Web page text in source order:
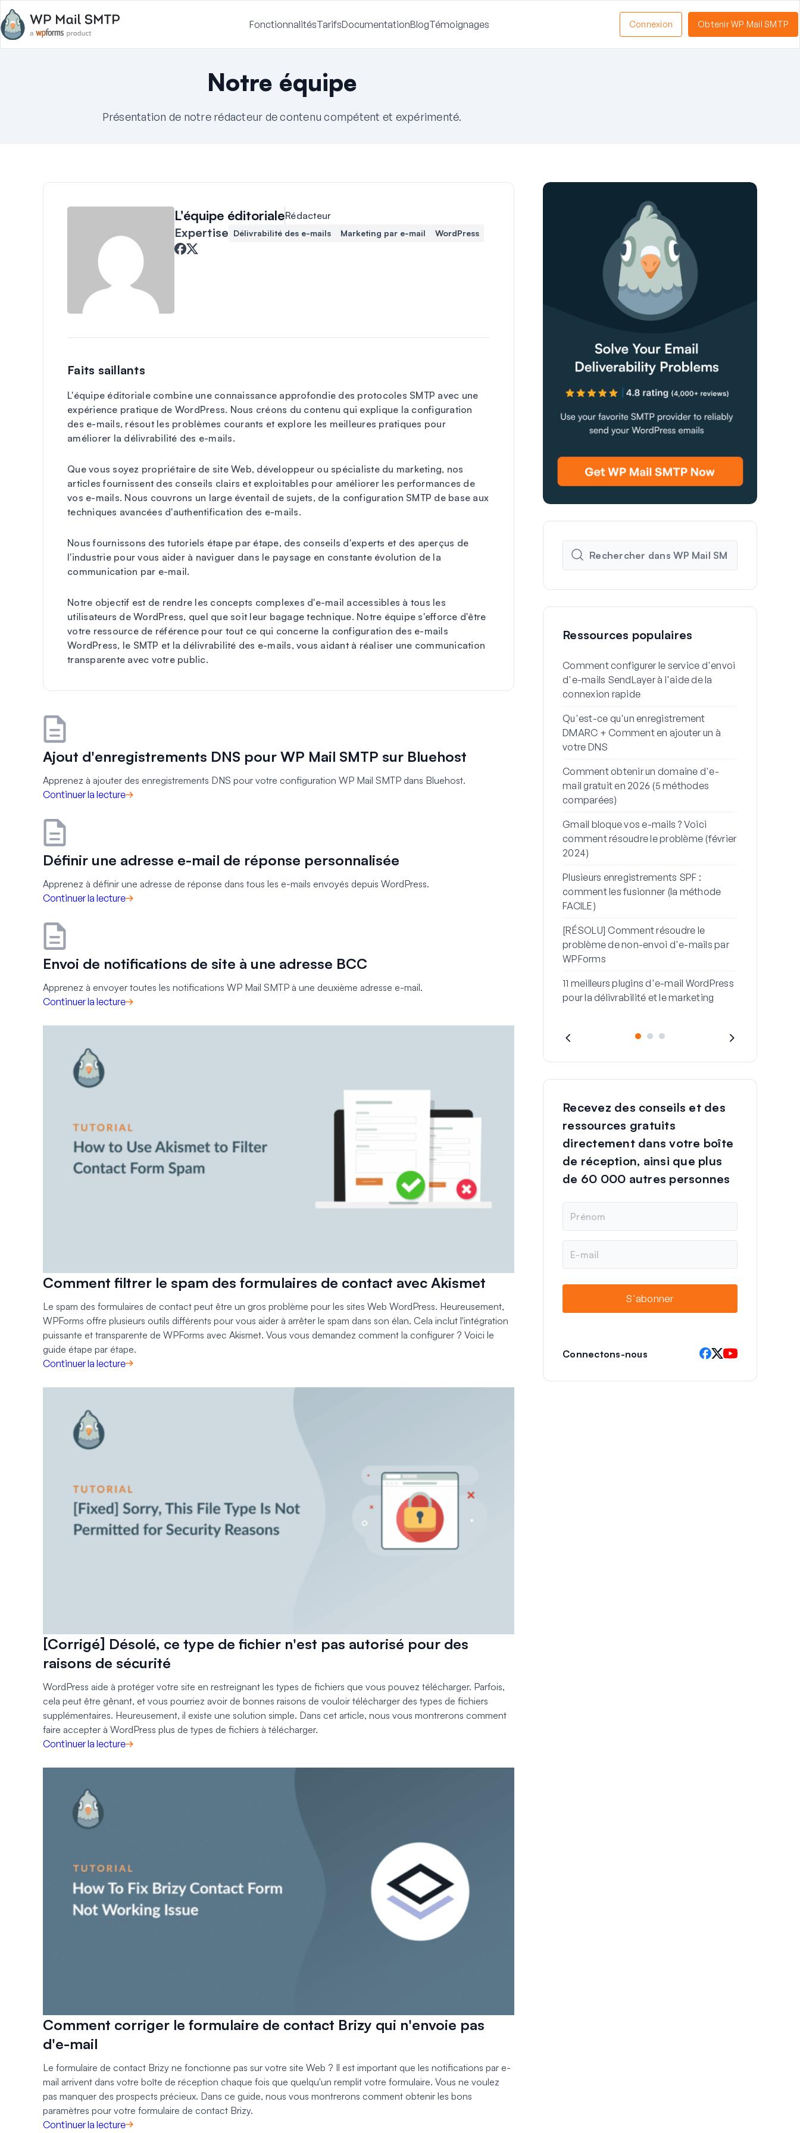
FonctionnalitésTarifsDocumentationBlogTémoignages Connexion Obtenir WP Mail SMTP
Notre équipe
Présentation de notre rédacteur de contenu compétent et expérimenté.
L'équipe éditorialeRédacteur
Expertise Délivrabilité des e-mails Marketing par e-mail WordPress
Faits saillants
L'équipe éditoriale combine une connaissance approfondie des protocoles SMTP avec une
expérience pratique de WordPress. Nous créons du contenu qui explique la configuration
des e-mails, résout les problèmes courants et explore les meilleures pratiques pour
améliorer la délivrabilité des e-mails.
Que vous soyez propriétaire de site Web, développeur ou spécialiste du marketing, nos
articles fournissent des conseils clairs et exploitables pour améliorer les performances de
vos e-mails. Nous couvrons un large éventail de sujets, de la configuration SMTP de base aux
techniques avancées d'authentification des e-mails.
Nous fournissons des tutoriels étape par étape, des conseils d'experts et des aperçus de
l'industrie pour vous aider à naviguer dans le paysage en constante évolution de la
communication par e-mail.
Notre objectif est de rendre les concepts complexes d'e-mail accessibles à tous les
utilisateurs de WordPress, quel que soit leur bagage technique. Notre équipe s'efforce d'être
votre ressource de référence pour tout ce qui concerne la configuration des e-mails
WordPress, le SMTP et la délivrabilité des e-mails, vous aidant à réaliser une communication
transparente avec votre public.
Ajout d'enregistrements DNS pour WP Mail SMTP sur Bluehost
Apprenez à ajouter des enregistrements DNS pour votre configuration WP Mail SMTP dans Bluehost.
Continuer la lecture
Définir une adresse e-mail de réponse personnalisée
Apprenez à définir une adresse de réponse dans tous les e-mails envoyés depuis WordPress.
Continuer la lecture
Envoi de notifications de site à une adresse BCC
Apprenez à envoyer toutes les notifications WP Mail SMTP à une deuxième adresse e-mail.
Continuer la lecture
Comment filtrer le spam des formulaires de contact avec Akismet
Le spam des formulaires de contact peut être un gros problème pour les sites Web WordPress. Heureusement,
WPForms offre plusieurs outils différents pour vous aider à arrêter le spam dans son élan. Cela inclut l'intégration
puissante et transparente de WPForms avec Akismet. Vous vous demandez comment la configurer ? Voici le
guide étape par étape.
Continuer la lecture
[Corrigé] Désolé, ce type de fichier n'est pas autorisé pour des
raisons de sécurité
WordPress aide à protéger votre site en restreignant les types de fichiers que vous pouvez télécharger. Parfois,
cela peut être gênant, et vous pourriez avoir de bonnes raisons de vouloir télécharger des types de fichiers
supplémentaires. Heureusement, il existe une solution simple. Dans cet article, nous vous montrerons comment
faire accepter à WordPress plus de types de fichiers à télécharger.
Continuer la lecture
Comment corriger le formulaire de contact Brizy qui n'envoie pas
d'e-mail
Le formulaire de contact Brizy ne fonctionne pas sur votre site Web ? Il est important que les notifications par e-
mail arrivent dans votre boîte de réception chaque fois que quelqu'un remplit votre formulaire. Vous ne voulez
pas manquer des prospects précieux. Dans ce guide, nous vous montrerons comment obtenir les bons
paramètres pour votre formulaire de contact Brizy.
Continuer la lecture
Ressources populaires
Comment configurer le service d'envoi
d'e-mails SendLayer à l'aide de la
connexion rapide
Qu'est-ce qu'un enregistrement
DMARC + Comment en ajouter un à
votre DNS
Comment obtenir un domaine d'e-
mail gratuit en 2026 (5 méthodes
comparées)
Gmail bloque vos e-mails ? Voici
comment résoudre le problème (février
2024)
Plusieurs enregistrements SPF :
comment les fusionner (la méthode
FACILE)
[RÉSOLU] Comment résoudre le
problème de non-envoi d'e-mails par
WPForms
11 meilleurs plugins d'e-mail WordPress
pour la délivrabilité et le marketing
Recevez des conseils et des
ressources gratuits
directement dans votre boîte
de réception, ainsi que plus
de 60 000 autres personnes
m
m
S'abonner
Connectons-nous